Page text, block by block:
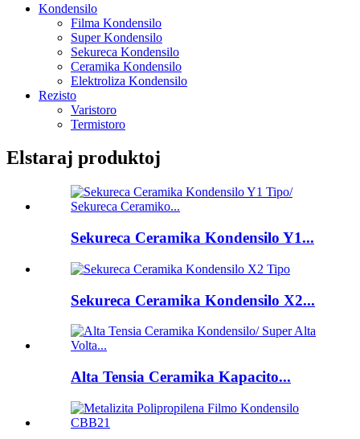
Kondensilo
Filma Kondensilo
Super Kondensilo
Sekureca Kondensilo
Ceramika Kondensilo
Elektroliza Kondensilo
Rezisto
Varistoro
Termistoro
Elstaraj produktoj
Sekureca Ceramika Kondensilo Y1...
Sekureca Ceramika Kondensilo X2...
Alta Tensia Ceramika Kapacito...